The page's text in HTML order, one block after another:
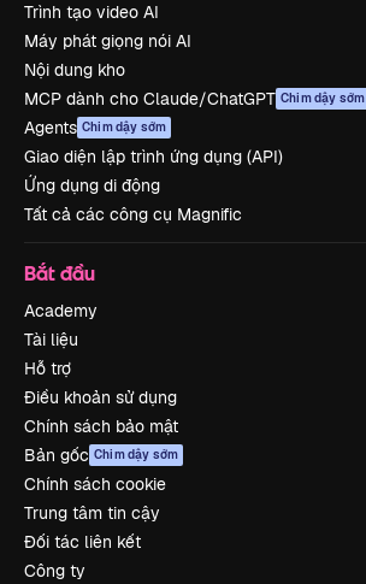
Trình tạo video AI
Máy phát giọng nói AI
Nội dung kho
MCP dành cho Claude/ChatGPT Chim dậy sớm
Agents Chim dậy sớm
Giao diện lập trình ứng dụng (API)
Ứng dụng di động
Tất cả các công cụ Magnific
Bắt đầu
Academy
Tài liệu
Hỗ trợ
Điều khoản sử dụng
Chính sách bảo mật
Bản gốc Chim dậy sớm
Chính sách cookie
Trung tâm tin cậy
Đối tác liên kết
Công ty